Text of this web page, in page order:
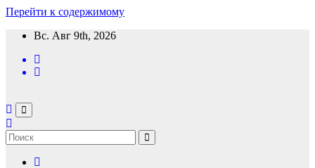
Перейти к содержимому
Вс. Авг 9th, 2026